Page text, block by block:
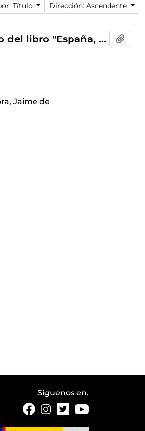
Título Dirección: Ascendente
Invitación del presidente del Ateneo de Madrid para el juicio crítico del libro "España, compañero" ofrecido por Víctor de la Serna dentro del ciclo de conferencias
Jaime de
Síguenos en: